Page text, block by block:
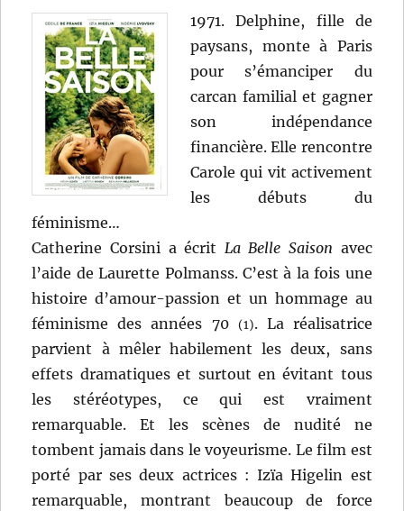
1971. Delphine, fille de
paysans, monte à Paris
pour s’émanciper du
carcan familial et gagner
son indépendance
financière. Elle rencontre
Carole qui vit activement
les débuts du
féminisme…
Catherine Corsini a écrit La Belle Saison avec
l’aide de Laurette Polmanss. C’est à la fois une
histoire d’amour-passion et un hommage au
féminisme des années 70
(1). La réalisatrice
parvient à mêler habilement les deux, sans
effets dramatiques et surtout en évitant tous
les stéréotypes, ce qui est vraiment
remarquable. Et les scènes de nudité ne
tombent jamais dans le voyeurisme. Le film est
porté par ses deux actrices : Izïa Higelin est
remarquable, montrant beaucoup de force